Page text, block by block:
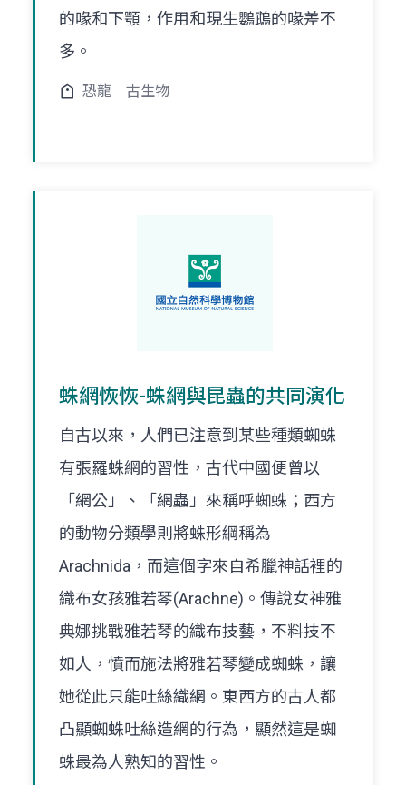
的喙和下顎，作用和現生鸚鵡的喙差不
多。
恐龍 古生物
蛛網恢恢-蛛網與昆蟲的共同演化
自古以來，人們已注意到某些種類蜘蛛
有張羅蛛網的習性，古代中國便曾以
「網公」、「網蟲」來稱呼蜘蛛；西方
的動物分類學則將蛛形綱稱為
Arachnida，而這個字來自希臘神話裡的
織布女孩雅若琴(Arachne)。傳說女神雅
典娜挑戰雅若琴的織布技藝，不料技不
如人，憤而施法將雅若琴變成蜘蛛，讓
她從此只能吐絲織網。東西方的古人都
凸顯蜘蛛吐絲造網的行為，顯然這是蜘
蛛最為人熟知的習性。